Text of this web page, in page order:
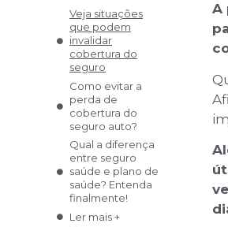
Veja situações
que podem
invalidar
cobertura do
seguro
Como evitar a
perda de
cobertura do
seguro auto?
Qual a diferença
entre seguro
saúde e plano de
saúde? Entenda
finalmente!
Ler mais +
A